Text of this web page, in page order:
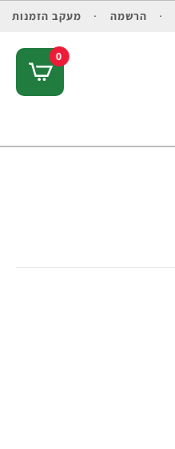
הרשמה מעקב הזמנות
0